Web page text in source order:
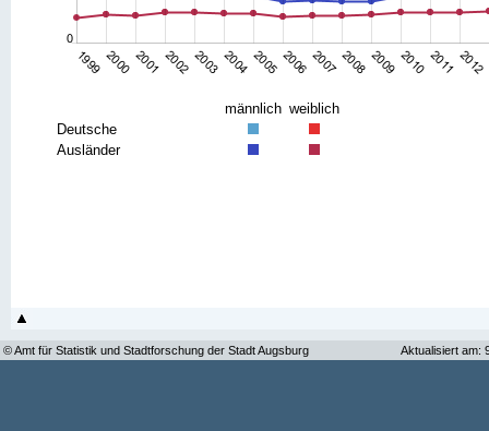
männlich weiblich
Deutsche
Ausländer
© Amt für Statistik und Stadtforschung der Stadt Augsburg Aktualisiert am: